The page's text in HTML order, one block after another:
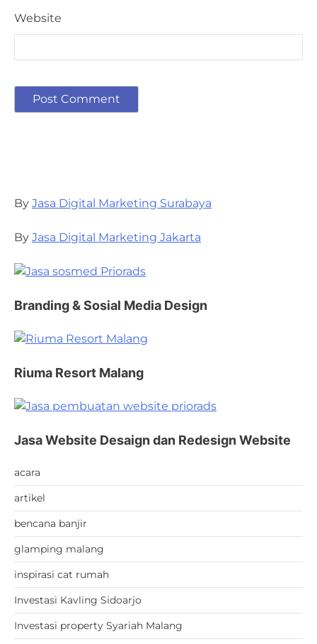
Website
By Jasa Digital Marketing Surabaya
By Jasa Digital Marketing Jakarta
Branding & Sosial Media Design
Riuma Resort Malang
Jasa Website Desaign dan Redesign Website
acara
artikel
bencana banjir
glamping malang
inspirasi cat rumah
Investasi Kavling Sidoarjo
Investasi property Syariah Malang